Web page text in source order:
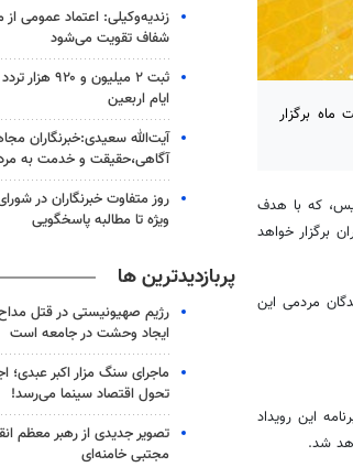
برگزیدگان این مراسم، روز یکشنبه ۱۵ اردیبهشت ماه برگزار
که با هدف
اردیبهشت در باغ کتاب تهران برگزار خواهد
نقدی، و برگزیدگان مردمی این
روسیه، ویژه‌برنامه این رویداد
شد.
زندیه‌وکیلی: اعتماد عمومی از
شفاف تقویت می‌شود
ثبت ۲ میلیون و
ایام اربعین
آیت‌الله سعیدی:خبرنگاران
آگاهی،حقیقت و خدمت به
روز متفاوت خبرنگاران در
ویژه تا مطالبه پاسخگویی
پربازدیدترین ها
رژیم صهیونیستی در قتل
ایجاد وحشت در جامعه است
ماجرای سنگ مزار اکبر عبدی؛
تحول اقتصاد سینما می‌رسد!
تصویر جدیدی از رهبر معظم
مجتبی خامنه‌ای